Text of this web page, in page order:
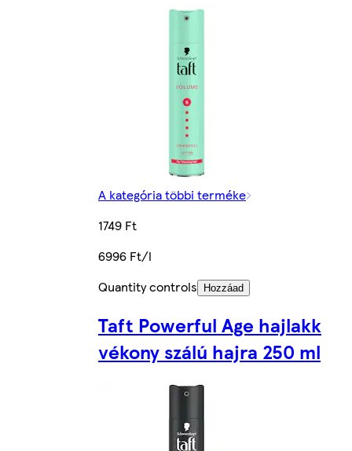
A kategória többi terméke
1749 Ft
6996 Ft/l
Quantity controls
Hozzáad
Taft Powerful Age hajlakk
vékony szálú hajra 250 ml